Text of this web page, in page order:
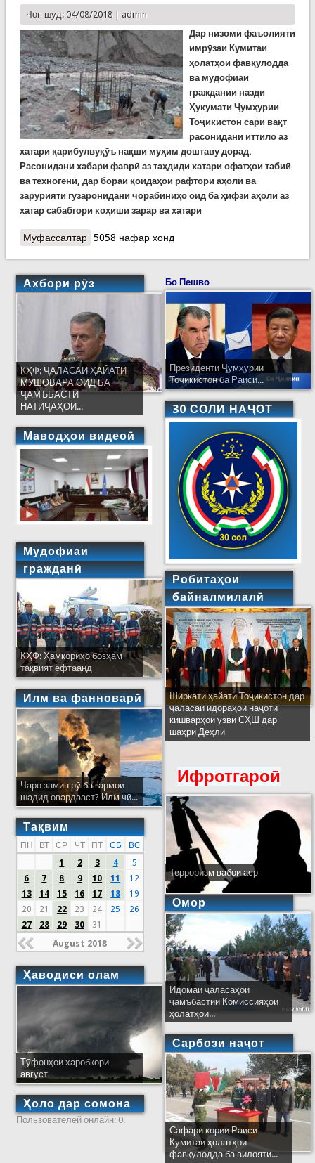
Чоп шуд: 04/08/2018 | admin
Дар низоми фаъолияти
имрӯзаи Кумитаи
ҳолатҳои фавқулодда
ва мудофиаи
граждании назди
Ҳукумати Ҷумҳурии
Тоҷикистон сари вақт
расонидани иттило аз
хатари қарибулвуқӯъ нақши муҳим доштаву дорад.
Расонидани хабари фаврӣ аз таҳдиди хатари офатҳои табиӣ
ва техногенӣ, дар бораи қоидаҳои рафтори аҳолӣ ва
зарурияти гузаронидани чорабиниҳо оид ба ҳифзи аҳолӣ аз
хатар сабабгори коҳиши зарар ва хатари
Муфассалтаро РӮ БА ШАРҲ...: Хабардоркунии аҳолӣ ҳангоми
5058 нафар хонд
Ахбори рӯз
КҲФ: ҶАЛАСАИ ҲАЙАТИ
МУШОВАРА ОИД БА
ҶАМЪБАСТИ
НАТИҶАҲОИ...
Маводҳои видеоӣ
Мудофиаи
гражданӣ
КҲФ: Ҳамкориҳо бозҳам
тақвият ёфтаанд
Илм ва фанноварӣ
Чаро замин рӯ ба гармои
шадид овардааст? Илм чӣ...
Тақвим
ПН ВТ СР ЧТ ПТ СБ
ВС
1
2 3 4
5
6
7 8 9 10 11
12
13
14 15 16 17 18
19
20
21 22 23 24 25
26
27
28 29 30 31
August 2018
Ҳаводиси олам
Тӯфонҳои харобкори
август
Ҳоло дар сомона
Пользователей онлайн: 0.
Бо Пешво
Президенти Ҷумҳурии
Тоҷикистон ба Раиси...
30 СОЛИ НАҶОТ
Робитаҳои
байналмилалӣ
Ширкати ҳайати Тоҷикистон дар
ҷаласаи идораҳои наҷоти
кишварҳои узви СҲШ дар
шаҳри Деҳлӣ
Ифротгароӣ
Терроризм вабои аср
Омор
Идомаи ҷаласаҳои
ҷамъбастии Комиссияҳои
ҳолатҳои...
Сарбози наҷот
Сафари кории Раиси
Кумитаи ҳолатҳои
фавқулодда ба вилояти...